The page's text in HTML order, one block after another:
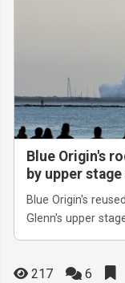
Blue Origin's
by upper
Blue Origin's
Glenn's upper
217 6